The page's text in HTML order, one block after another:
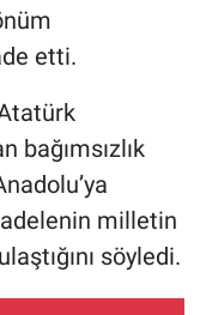
etti.
bağımsızlık
milletin
söyledi.